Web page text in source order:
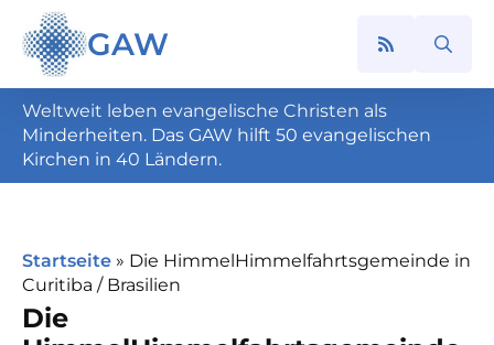
GAW
Search
Weltweit leben evangelische Christen als
Minderheiten. Das GAW hilft 50 evangelischen
Kirchen in 40 Ländern.
Startseite » Die HimmelHimmelfahrtsgemeinde in
Curitiba / Brasilien
Die